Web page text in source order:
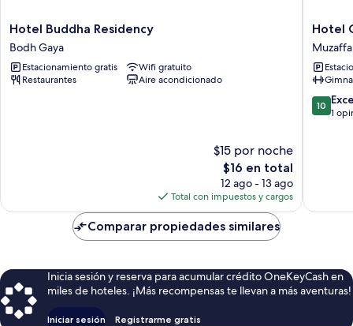
Hotel
Buddha
Residency
Bodh
Gaya
Hotel Buddha Residency
Bodh Gaya
Estacionamiento gratis
Wifi gratuito
Restaurantes
Aire acondicionado
$15 por noche
El
precio
actual
es
de
$16
$16 en total
12 ago - 13 ago
Total con impuestos y cargos
Hotel
Hotel
10.0
de
10
1
Comparar propiedades similares
Inicia sesión y reserva para acumular crédito OneKeyCash en
miles de hoteles. ¡Más recompensas te llevan a más aventuras!
Iniciar sesión Registrarme gratis